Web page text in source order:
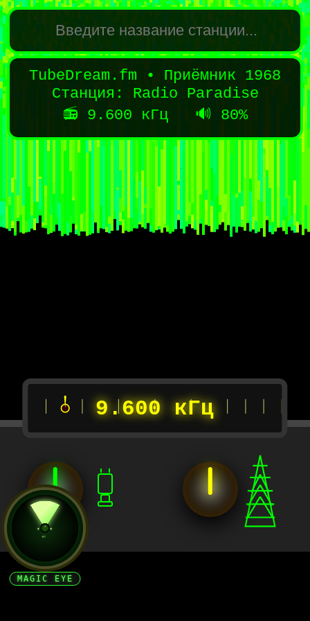
TubeDream.fm • Приёмник 1968
Станция: Radio Paradise
📻 9.600 кГц 🔊 80%
9.600 кГц